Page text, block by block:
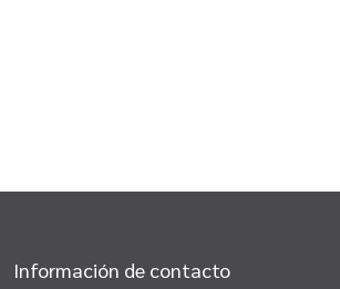
Información de contacto